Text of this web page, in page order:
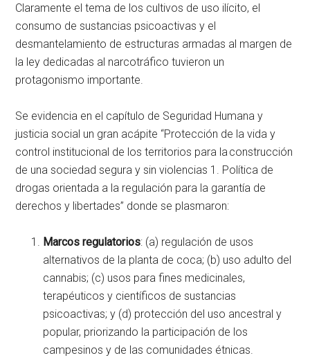
Claramente el tema de los cultivos de uso ilícito, el
consumo de sustancias psicoactivas y el
desmantelamiento de estructuras armadas al margen de
la ley dedicadas al narcotráfico tuvieron un
protagonismo importante.
Se evidencia en el capítulo de Seguridad Humana y
justicia social un gran acápite “Protección de la vida y
control institucional de los territorios para la construcción
de una sociedad segura y sin violencias 1. Política de
drogas orientada a la regulación para la garantía de
derechos y libertades” donde se plasmaron:
Marcos regulatorios: (a) regulación de usos
alternativos de la planta de coca; (b) uso adulto del
cannabis; (c) usos para fines medicinales,
terapéuticos y científicos de sustancias
psicoactivas; y (d) protección del uso ancestral y
popular, priorizando la participación de los
campesinos y de las comunidades étnicas.